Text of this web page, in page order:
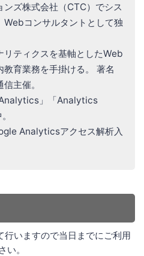
ズ株式会社（CTC）でシス
Webコンサルタントとして独
リティクスを基軸としたWeb
育業務を手掛ける。 著名
主催。
」「Analytics
Analyticsアクセス解析入
いますので当日までにご利用
い。